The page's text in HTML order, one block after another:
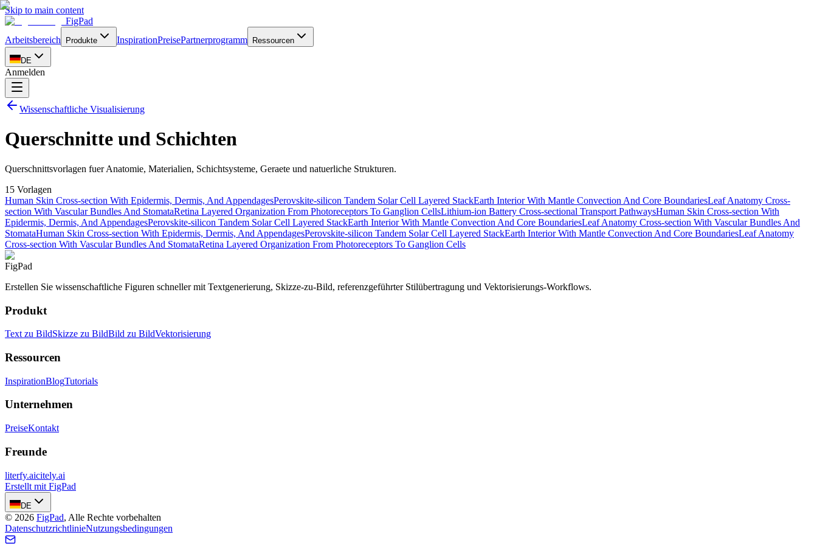
Skip to main content
FigPad
Arbeitsbereich
Produkte InspirationPreisePartnerprogramm Ressourcen
DE
Anmelden
Wissenschaftliche Visualisierung
Querschnitte und Schichten
Querschnittsvorlagen fuer Anatomie, Materialien, Schichtsysteme, Geraete und natuerliche Strukturen.
15 Vorlagen
Human Skin Cross-section With Epidermis, Dermis, And AppendagesPerovskite-silicon Tandem Solar Cell Layered StackEarth Interior With Mantle Convection And Core BoundariesLeaf Anatomy Cross-
section With Vascular Bundles And StomataRetina Layered Organization From Photoreceptors To Ganglion CellsLithium-ion Battery Cross-sectional Transport PathwaysHuman Skin Cross-section With
Epidermis, Dermis, And AppendagesPerovskite-silicon Tandem Solar Cell Layered StackEarth Interior With Mantle Convection And Core BoundariesLeaf Anatomy Cross-section With Vascular Bundles And
StomataHuman Skin Cross-section With Epidermis, Dermis, And AppendagesPerovskite-silicon Tandem Solar Cell Layered StackEarth Interior With Mantle Convection And Core BoundariesLeaf Anatomy
Cross-section With Vascular Bundles And StomataRetina Layered Organization From Photoreceptors To Ganglion Cells
FigPad
Erstellen Sie wissenschaftliche Figuren schneller mit Textgenerierung, Skizze-zu-Bild, referenzgeführter Stilübertragung und Vektorisierungs-Workflows.
Produkt
Text zu BildSkizze zu BildBild zu BildVektorisierung
Ressourcen
InspirationBlogTutorials
Unternehmen
PreiseKontakt
Freunde
literfy.aicitely.ai
Erstellt mit FigPad
DE
© 2026 FigPad, Alle Rechte vorbehalten
DatenschutzrichtlinieNutzungsbedingungen